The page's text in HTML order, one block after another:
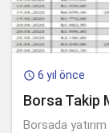
 6 yıl önce
Borsa Takip
Borsada